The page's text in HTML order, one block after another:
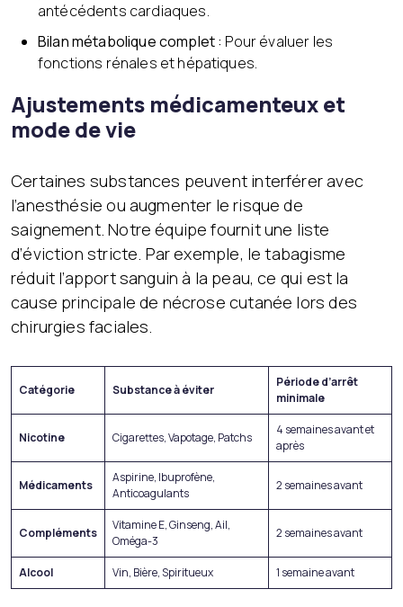
antécédents cardiaques.
Bilan métabolique complet : Pour évaluer les
fonctions rénales et hépatiques.
Ajustements médicamenteux et
mode de vie
Certaines substances peuvent interférer avec
l’anesthésie ou augmenter le risque de
saignement. Notre équipe fournit une liste
d’éviction stricte. Par exemple, le tabagisme
réduit l’apport sanguin à la peau, ce qui est la
cause principale de nécrose cutanée lors des
chirurgies faciales.
Catégorie Substance à éviter
Période d’arrêt
minimale
Nicotine Cigarettes, Vapotage, Patchs
4 semaines avant et
après
Médicaments
Aspirine, Ibuprofène,
Anticoagulants
2 semaines avant
Compléments
Vitamine E, Ginseng, Ail,
Oméga-3
2 semaines avant
Alcool Vin, Bière, Spiritueux 1 semaine avant